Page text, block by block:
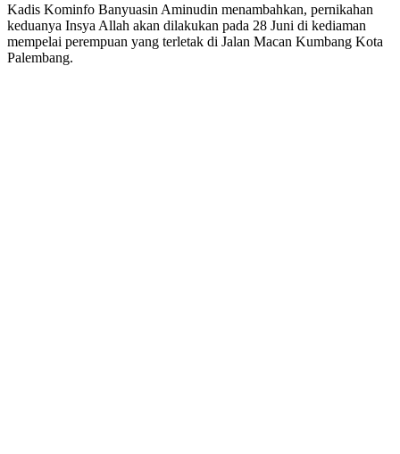
Kadis Kominfo Banyuasin Aminudin menambahkan, pernikahan
keduanya Insya Allah akan dilakukan pada 28 Juni di kediaman
mempelai perempuan yang terletak di Jalan Macan Kumbang Kota
Palembang.